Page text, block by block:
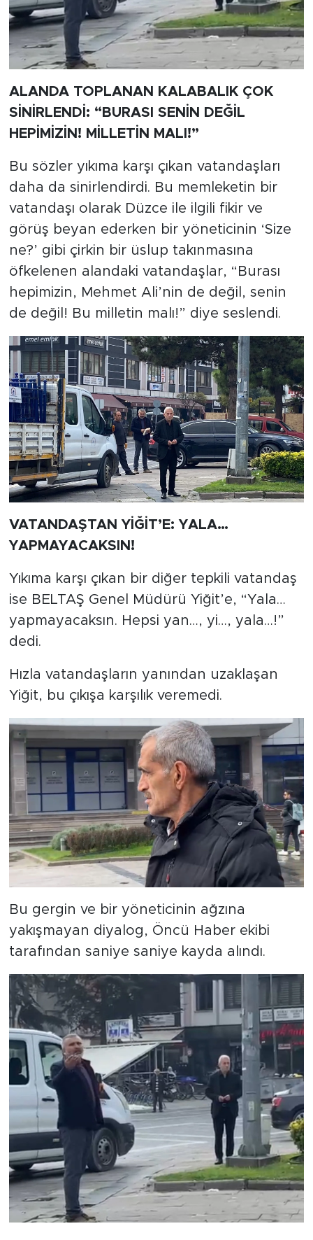
ALANDA TOPLANAN KALABALIK ÇOK
SİNİRLENDİ: “BURASI SENİN DEĞİL
HEPİMİZİN! MİLLETİN MALI!”
Bu sözler yıkıma karşı çıkan vatandaşları
daha da sinirlendirdi. Bu memleketin bir
vatandaşı olarak Düzce ile ilgili fikir ve
görüş beyan ederken bir yöneticinin ‘Size
ne?’ gibi çirkin bir üslup takınmasına
öfkelenen alandaki vatandaşlar, “Burası
hepimizin, Mehmet Ali’nin de değil, senin
de değil! Bu milletin malı!” diye seslendi.
VATANDAŞTAN YİĞİT’E: YALA…
YAPMAYACAKSIN!
Yıkıma karşı çıkan bir diğer tepkili vatandaş
ise BELTAŞ Genel Müdürü Yiğit’e, “Yala…
yapmayacaksın. Hepsi yan…, yi…, yala…!”
dedi.
Hızla vatandaşların yanından uzaklaşan
Yiğit, bu çıkışa karşılık veremedi.
Bu gergin ve bir yöneticinin ağzına
yakışmayan diyalog, Öncü Haber ekibi
tarafından saniye saniye kayda alındı.